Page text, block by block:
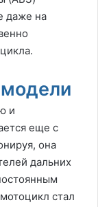
даже на
и
еще с
она
дальних
стал